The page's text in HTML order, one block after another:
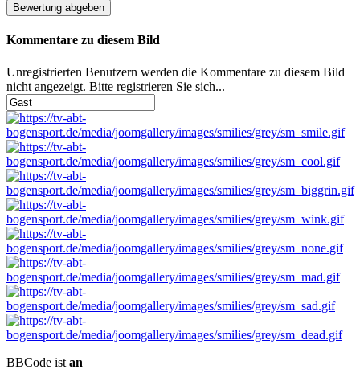
Kommentare zu diesem Bild
Unregistrierten Benutzern werden die Kommentare zu diesem Bild
nicht angezeigt. Bitte registrieren Sie sich...
BBCode ist an